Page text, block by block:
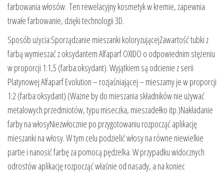
farbowania włosów. Ten rewelacyjny kosmetyk w kremie, zapewnia
trwałe farbowanie, dzięki technologii 3D.
Sposób użycia:Sporządzanie mieszanki koloryzującejZawartość tubki z
farbą wymieszać z oksydantem Alfaparf OXIDO o odpowiednim stężeniu
w proporcji 1:1,5 (farba:oksydant). Wyjątkiem są odcienie z serii
Platynowej Alfaparf Evolution – rozjaśniającej – mieszamy je w proporcji
1:2 (farba:oksydant) (Ważne by do mieszania składników nie używać
metalowych przedmiotów, typu miseczka, mieszadełko itp.)Nakładanie
farby na włosyNiezwłocznie po przygotowaniu rozpocząć aplikację
mieszanki na włosy. W tym celu podzielić włosy na równe niewielkie
partie i nanosić farbę za pomocą pędzelka. W przypadku widocznych
odrostów aplikację rozpocząć właśnie od nasady, a na koniec